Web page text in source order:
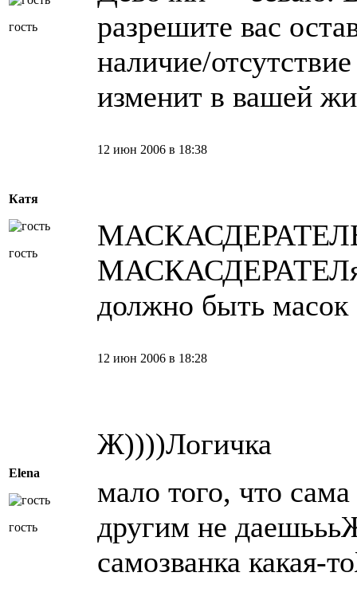
гость
разрешите вас
наличие/
изменит в вашей
Катя
гость
12 июн 2006 в 18:38
МАСКАСДЕРАТЕЛЬ
МАСКАСДЕРАТЕЛя
должно быть масок
Elena
гость
12 июн 2006 в 18:28
Ж))))Логичка
мало того, что
другим не
самозванка какая-